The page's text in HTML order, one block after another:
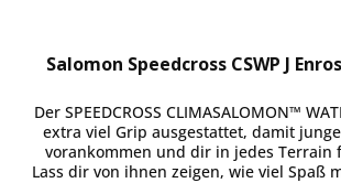
Salomon Speedcross CSWP J
Der SPEEDCROSS CLIMASALOMON™
extra viel Grip ausgestattet, damit
vorankommen und dir in jedes Terrain
Lass dir von ihnen zeigen, wie viel Spaß